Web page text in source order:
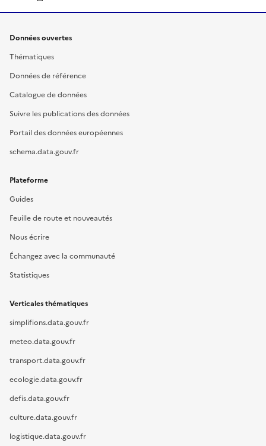
Données ouvertes
Thématiques
Données de référence
Catalogue de données
Suivre les publications des données
Portail des données européennes
schema.data.gouv.fr
Plateforme
Guides
Feuille de route et nouveautés
Nous écrire
Échangez avec la communauté
Statistiques
Verticales thématiques
simplifions.data.gouv.fr
meteo.data.gouv.fr
transport.data.gouv.fr
ecologie.data.gouv.fr
defis.data.gouv.fr
culture.data.gouv.fr
logistique.data.gouv.fr